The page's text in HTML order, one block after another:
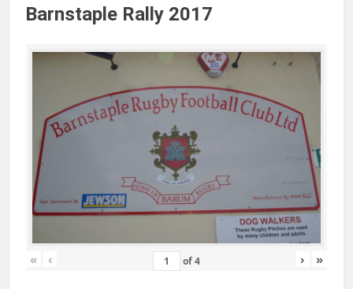
Barnstaple Rally 2017
« ‹ of4 › »